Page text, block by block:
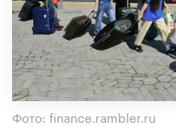
Фото: finance.rambler.ru